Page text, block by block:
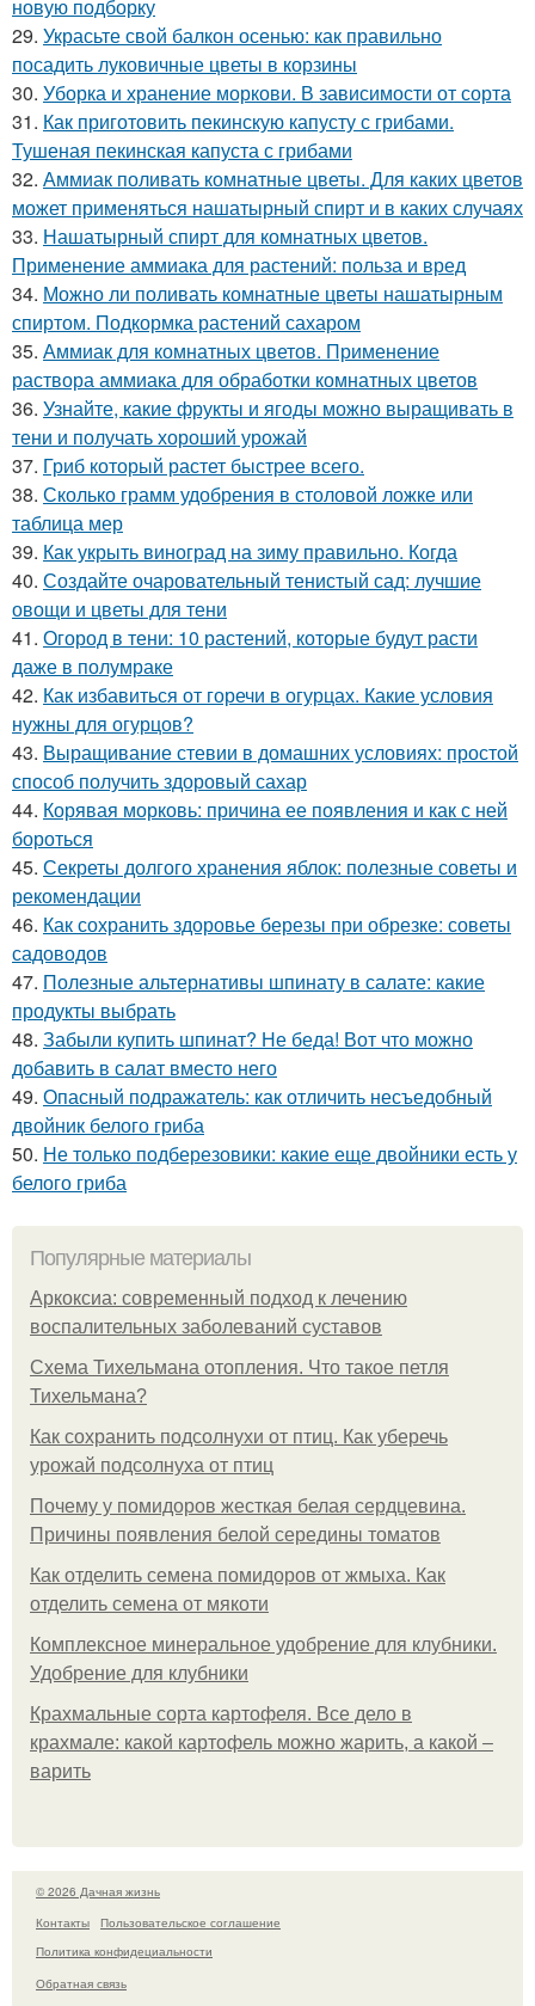
новую подборку
29. Украсьте свой балкон осенью: как правильно
посадить луковичные цветы в корзины
30. Уборка и хранение моркови. В зависимости от сорта
31. Как приготовить пекинскую капусту с грибами.
Тушеная пекинская капуста с грибами
32. Аммиак поливать комнатные цветы. Для каких цветов
может применяться нашатырный спирт и в каких случаях
33. Нашатырный спирт для комнатных цветов.
Применение аммиака для растений: польза и вред
34. Можно ли поливать комнатные цветы нашатырным
спиртом. Подкормка растений сахаром
35. Аммиак для комнатных цветов. Применение
раствора аммиака для обработки комнатных цветов
36. Узнайте, какие фрукты и ягоды можно выращивать в
тени и получать хороший урожай
37. Гриб который растет быстрее всего.
38. Сколько грамм удобрения в столовой ложке или
таблица мер
39. Как укрыть виноград на зиму правильно. Когда
40. Создайте очаровательный тенистый сад: лучшие
овощи и цветы для тени
41. Огород в тени: 10 растений, которые будут расти
даже в полумраке
42. Как избавиться от горечи в огурцах. Какие условия
нужны для огурцов?
43. Выращивание стевии в домашних условиях: простой
способ получить здоровый сахар
44. Корявая морковь: причина ее появления и как с ней
бороться
45. Секреты долгого хранения яблок: полезные советы и
рекомендации
46. Как сохранить здоровье березы при обрезке: советы
садоводов
47. Полезные альтернативы шпинату в салате: какие
продукты выбрать
48. Забыли купить шпинат? Не беда! Вот что можно
добавить в салат вместо него
49. Опасный подражатель: как отличить несъедобный
двойник белого гриба
50. Не только подберезовики: какие еще двойники есть у
белого гриба
Популярные материалы
Аркоксиа: современный подход к лечению
воспалительных заболеваний суставов
Схема Тихельмана отопления. Что такое петля
Тихельмана?
Как сохранить подсолнухи от птиц. Как уберечь
урожай подсолнуха от птиц
Почему у помидоров жесткая белая сердцевина.
Причины появления белой середины томатов
Как отделить семена помидоров от жмыха. Как
отделить семена от мякоти
Комплексное минеральное удобрение для клубники.
Удобрение для клубники
Крахмальные сорта картофеля. Все дело в
крахмале: какой картофель можно жарить, а какой –
варить
© 2026 Дачная жизнь
Контакты
Пользовательское соглашение
Политика конфидециальности
Обратная связь